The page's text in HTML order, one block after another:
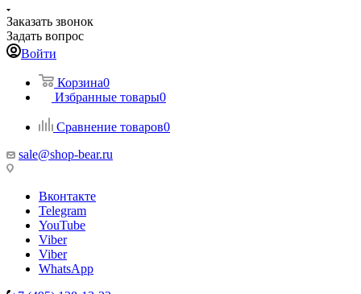
Заказать звонок
Задать вопрос
Войти
Корзина0
Избранные товары0
Сравнение товаров0
sale@shop-bear.ru
Вконтакте
Telegram
YouTube
Viber
Viber
WhatsApp